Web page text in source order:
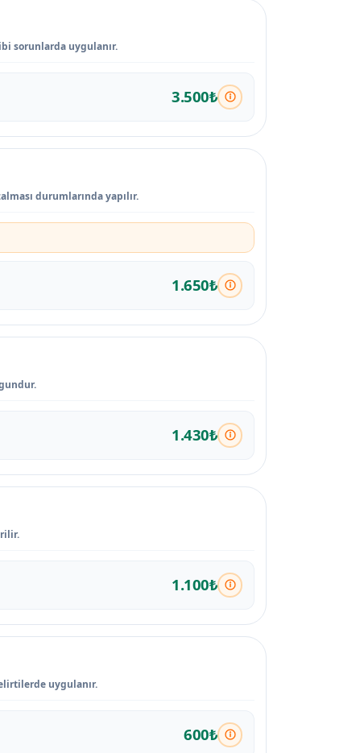
sorunlarda uygulanır.
3.500₺
durumlarında yapılır.
1.650₺
1.430₺
1.100₺
uygulanır.
600₺